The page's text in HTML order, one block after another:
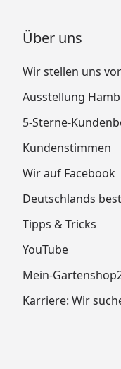
Über uns
Wir stellen uns vor
Ausstellung
5-Sterne-
Kundenstimmen
Wir auf Facebook
Deutschlands
Tipps & Tricks
YouTube
Mein-
Karriere: Wir